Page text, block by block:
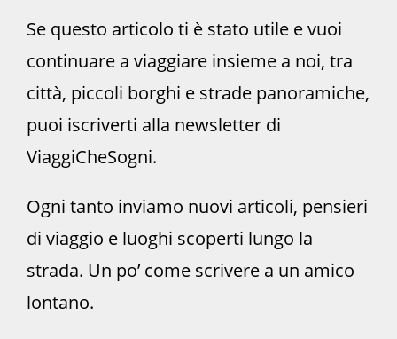
Se questo articolo ti è stato utile e vuoi
continuare a viaggiare insieme a noi, tra
città, piccoli borghi e strade panoramiche,
puoi iscriverti alla newsletter di
ViaggiCheSogni.
Ogni tanto inviamo nuovi articoli, pensieri
di viaggio e luoghi scoperti lungo la
strada. Un po’ come scrivere a un amico
lontano.